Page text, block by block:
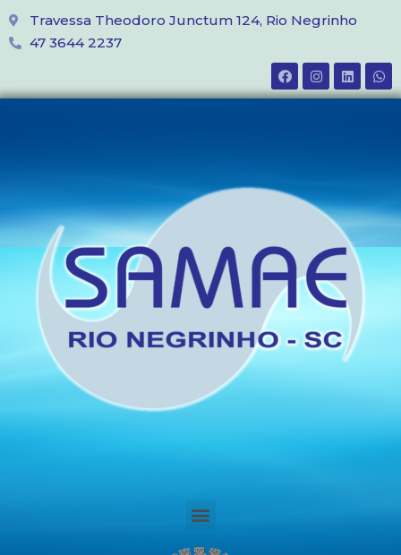
Travessa Theodoro Junctum 124, Rio Negrinho
47 3644 2237